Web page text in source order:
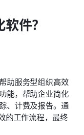
件？
助服务型组织高效
能，帮助企业简化
、计费及报告。通
的工作流程，最终